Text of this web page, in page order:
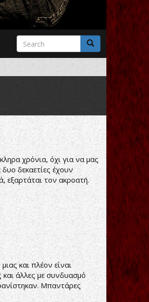
Search
form
Search
χρόνια, όχι για να μας
δεκαετίες έχουν
εξαρτάται τον ακροατή.
και πλέον είναι
και άλλες με συνδυασμό
Μπαντάρες